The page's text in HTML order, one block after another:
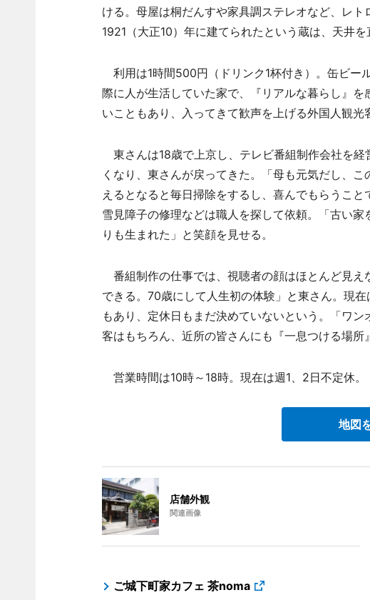
ける。母屋は桐だんすや家具調ステレオなど、レト
1921（大正10）年に建てられたという蔵は、天井
利用は1時間500円（ドリンク1杯付き）。缶ビー
際に人が生活していた家で、『リアルな暮らし』
いこともあり、入ってきて歓声を上げる外国人観光
東さんは18歳で上京し、テレビ番組制作会社を
くなり、東さんが戻ってきた。「母も元気だし、
えるとなると毎日掃除をするし、喜んでもらうこ
雪見障子の修理などは職人を探して依頼。「古い
りも生まれた」と笑顔を見せる。
番組制作の仕事では、視聴者の顔はほとんど見え
できる。70歳にして人生初の体験」と東さん。現
もあり、定休日もまだ決めていないという。「ワ
客はもちろん、近所の皆さんにも『一息つける場所
営業時間は10時～18時。現在は週1、2日不定休。
地図
店舗外観
関連画像
ご城下町家カフェ 茶noma